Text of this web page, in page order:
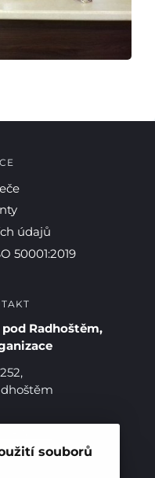
souborů
údajů
50001:2019
Radhoštěm,
bc5jrez